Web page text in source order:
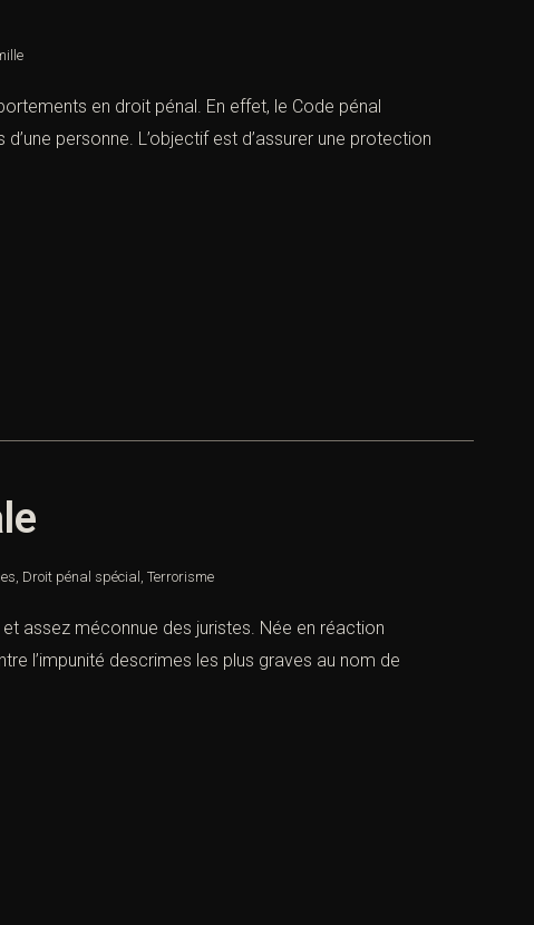
en droit pénal. En effet, le Code pénal
personne. L’objectif est d’assurer une protection
, Droit pénal spécial , Terrorisme
assez méconnue des juristes. Née en réaction
l’impunité descrimes les plus graves au nom de